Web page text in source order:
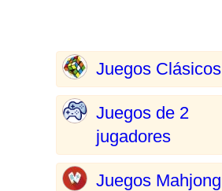
Juegos Clásicos
Juegos de 2
jugadores
Juegos Mahjong